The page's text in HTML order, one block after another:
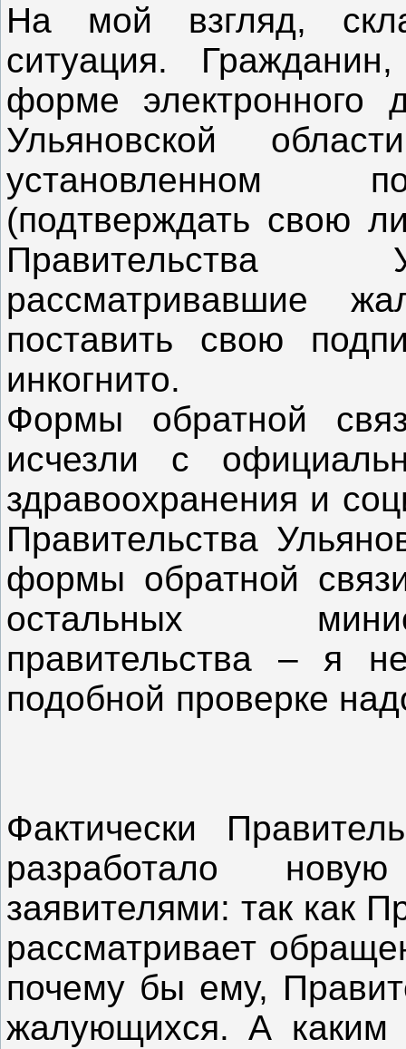
На мой взгляд,
ситуация.
форме электронного
Ульяновской
установленном
(подтверждать свою
Правительства
рассматривавшие
поставить свою
инкогнито.
Формы обратной
исчезли с
здравоохранения и
Правительства
формы обратной
остальных
правительства – я
подобной
Фактически
разработало
заявителями: так как
рассматривает
почему бы ему,
жалующихся. А каким